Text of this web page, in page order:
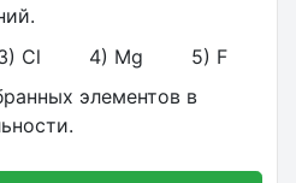
Сl 4) Mg 5) F
элементов в